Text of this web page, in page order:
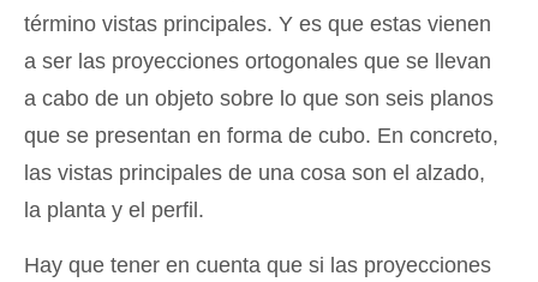
término vistas principales. Y es que estas vienen
a ser las proyecciones ortogonales que se llevan
a cabo de un objeto sobre lo que son seis planos
que se presentan en forma de cubo. En concreto,
las vistas principales de una cosa son el alzado,
la planta y el perfil.
Hay que tener en cuenta que si las proyecciones